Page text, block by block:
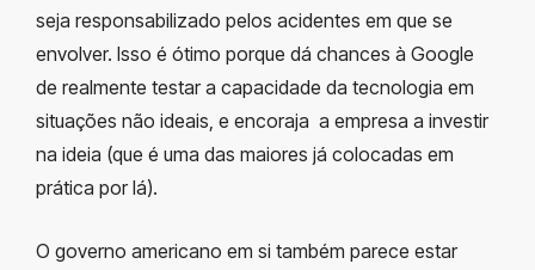
seja responsabilizado pelos acidentes em que se
envolver. Isso é ótimo porque dá chances à Google
de realmente testar a capacidade da tecnologia em
situações não ideais, e encoraja a empresa a investir
na ideia (que é uma das maiores já colocadas em
prática por lá).
O governo americano em si também parece estar